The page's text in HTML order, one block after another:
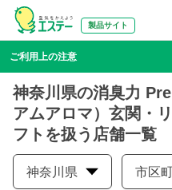
製品サイト
ご利用上の注意
神奈川県の消臭力
アムアロマ）玄関・
フトを扱う店舗一覧
神奈川県 市区